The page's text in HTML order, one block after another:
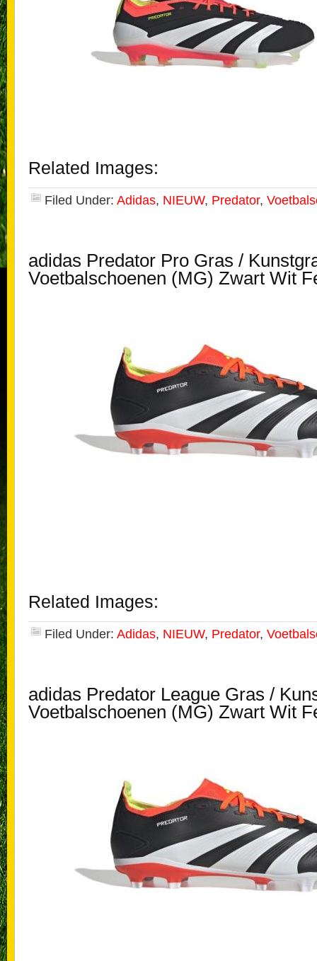
Related Images:
Filed Under: Adidas, NIEUW, Predator,
adidas Predator Pro Gras /
Voetbalschoenen (MG) Zwart Wit
Related Images:
Filed Under: Adidas, NIEUW, Predator,
adidas Predator League Gras /
Voetbalschoenen (MG) Zwart Wit